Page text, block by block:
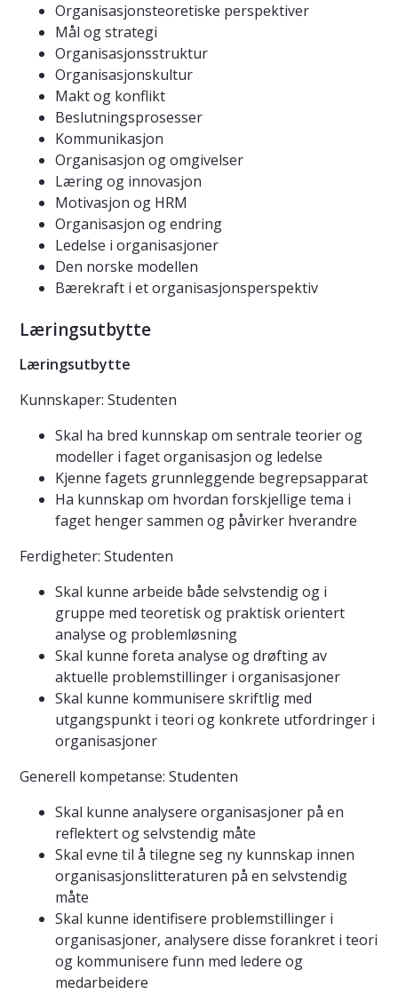
Organisasjonsteoretiske perspektiver
Mål og strategi
Organisasjonsstruktur
Organisasjonskultur
Makt og konflikt
Beslutningsprosesser
Kommunikasjon
Organisasjon og omgivelser
Læring og innovasjon
Motivasjon og HRM
Organisasjon og endring
Ledelse i organisasjoner
Den norske modellen
Bærekraft i et organisasjonsperspektiv
Læringsutbytte
Læringsutbytte
Kunnskaper: Studenten
Skal ha bred kunnskap om sentrale teorier og
modeller i faget organisasjon og ledelse
Kjenne fagets grunnleggende begrepsapparat
Ha kunnskap om hvordan forskjellige tema i
faget henger sammen og påvirker hverandre
Ferdigheter: Studenten
Skal kunne arbeide både selvstendig og i
gruppe med teoretisk og praktisk orientert
analyse og problemløsning
Skal kunne foreta analyse og drøfting av
aktuelle problemstillinger i organisasjoner
Skal kunne kommunisere skriftlig med
utgangspunkt i teori og konkrete utfordringer i
organisasjoner
Generell kompetanse: Studenten
Skal kunne analysere organisasjoner på en
reflektert og selvstendig måte
Skal evne til å tilegne seg ny kunnskap innen
organisasjonslitteraturen på en selvstendig
måte
Skal kunne identifisere problemstillinger i
organisasjoner, analysere disse forankret i teori
og kommunisere funn med ledere og
medarbeidere